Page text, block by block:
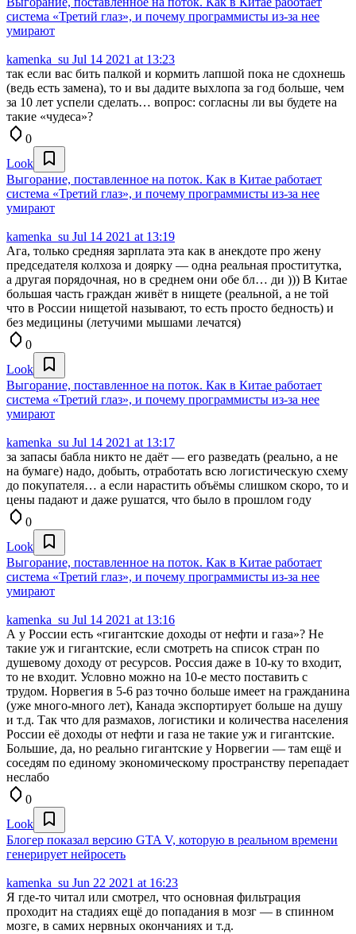
система «Третий глаз», и почему программисты из-за нее
умирают
kamenka_su Jul 14 2021 at 13:23
так если вас бить палкой и кормить лапшой пока не сдохнешь
(ведь есть замена), то и вы дадите выхлопа за год больше, чем
за 10 лет успели сделать… вопрос: согласны ли вы будете на
такие «чудеса»?
0
Look
Выгорание, поставленное на поток. Как в Китае работает
система «Третий глаз», и почему программисты из-за нее
умирают
kamenka_su Jul 14 2021 at 13:19
Ага, только средняя зарплата эта как в анекдоте про жену
председателя колхоза и доярку — одна реальная проститутка,
а другая порядочная, но в среднем они обе бл… ди ))) В Китае
большая часть граждан живёт в нищете (реальной, а не той
что в России нищетой называют, то есть просто бедность) и
без медицины (летучими мышами лечатся)
0
Look
Выгорание, поставленное на поток. Как в Китае работает
система «Третий глаз», и почему программисты из-за нее
умирают
kamenka_su Jul 14 2021 at 13:17
за запасы бабла никто не даёт — его разведать (реально, а не
на бумаге) надо, добыть, отработать всю логистическую схему
до покупателя… а если нарастить объёмы слишком скоро, то и
цены падают и даже рушатся, что было в прошлом году
0
Look
Выгорание, поставленное на поток. Как в Китае работает
система «Третий глаз», и почему программисты из-за нее
умирают
kamenka_su Jul 14 2021 at 13:16
А у России есть «гигантские доходы от нефти и газа»? Не
такие уж и гигантские, если смотреть на список стран по
душевому доходу от ресурсов. Россия даже в 10-ку то входит,
то не входит. Условно можно на 10-е место поставить с
трудом. Норвегия в 5-6 раз точно больше имеет на гражданина
(уже много-много лет), Канада экспортирует больше на душу
и т.д. Так что для размахов, логистики и количества населения
России её доходы от нефти и газа не такие уж и гигантские.
Большие, да, но реально гигантские у Норвегии — там ещё и
соседям по единому экономическому пространству перепадает
неслабо
0
Look
Блогер показал версию GTA V, которую в реальном времени
генерирует нейросеть
kamenka_su Jun 22 2021 at 16:23
Я где-то читал или смотрел, что основная фильтрация
проходит на стадиях ещё до попадания в мозг — в спинном
мозге, в самих нервных окончаниях и т.д.